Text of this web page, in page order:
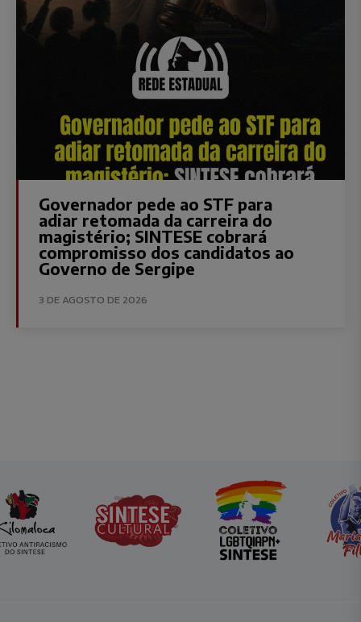
Governador pede ao STF para
adiar retomada da carreira do
magistério; SINTESE cobrará
compromisso dos candidatos ao
Governo de Sergipe
3 DE AGOSTO DE 2026